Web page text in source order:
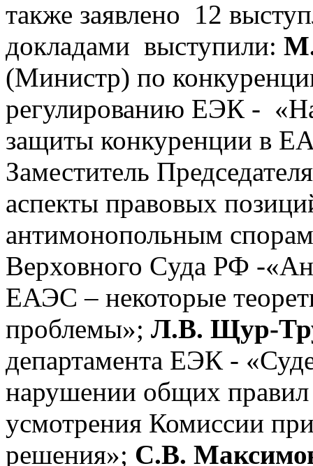
также заявлено 12
докладами выступили:
(Министр) по
регулированию ЕЭК -
защиты конкуренции в
Заместитель
аспекты правовых
антимонопольным
Верховного Cуда РФ -
ЕАЭС – некоторые
проблемы»; Л.В. Щур-
департамента ЕЭК -
нарушении общих
усмотрения Комиссии
решения»; С.В.